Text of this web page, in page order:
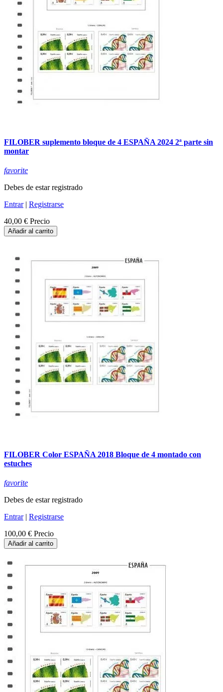
FILOBER suplemento bloque de 4 ESPAÑA 2024 2ª parte sin
montar
favorite
Debes de estar registrado
Entrar| Registrarse
40,00 € Precio
Añadir al carrito
FILOBER Color ESPAÑA 2018 Bloque de 4 montado con
estuches
favorite
Debes de estar registrado
Entrar| Registrarse
100,00 € Precio
Añadir al carrito